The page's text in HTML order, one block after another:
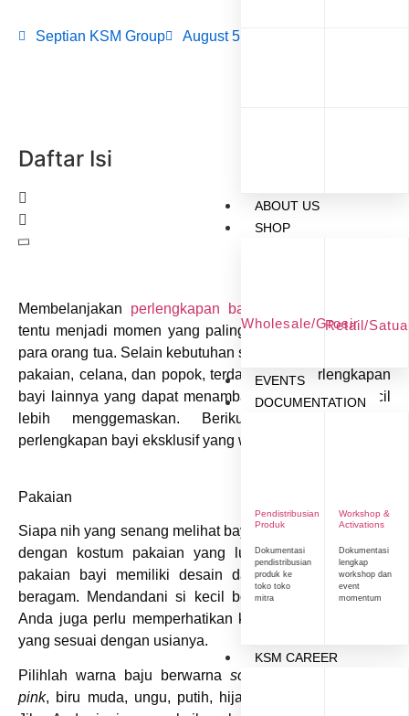
ABOUT US
SHOP
Wholesale/Grosir
Retail/
EVENTS
DOCUMENTATION
Pendistribusian
Produk
Dokumentasi
pendistribusian
produk ke
toko toko
mitra
Workshop &
Activations
Dokumentasi
lengkap
workshop dan
event
momentum
KSM CAREER
Septian KSM Group August 5, 2022
Daftar Isi
Membelanjakan perlengkapan bayi
tentu menjadi momen yang paling ditunggu-tunggu oleh
para orang tua. Selain kebutuhan sandang utama, seperti
pakaian, celana, dan popok, terdapat pula perlengkapan
bayi lainnya yang dapat menambah penampilan si kecil
lebih menggemaskan. Berikut ini terdapat 6
perlengkapan bayi eksklusif yang wajib Anda miliki.
Pakaian
Siapa nih yang senang melihat bayi-bayi menggemaskan
dengan kostum pakaian yang lucu? Pada masa kini
pakaian bayi memiliki desain dan motif yang sangat
beragam. Mendandani si kecil boleh-boleh saja, tetapi
Anda juga perlu memperhatikan kenyamanan dan gaya
yang sesuai dengan usianya.
Pilihlah warna baju berwarna soft
pink, biru muda, ungu, putih, hijau muda, atau lainnya.